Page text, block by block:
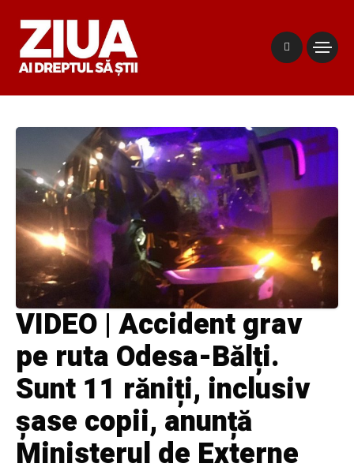
VIDEO | Accident grav
pe ruta Odesa-Bălți.
Sunt 11 răniți, inclusiv
șase copii, anunță
Ministerul de Externe